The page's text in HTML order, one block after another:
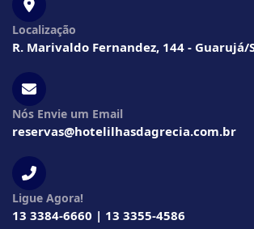
Localização
R. Marivaldo Fernandez, 144 - Guarujá/
Nós Envie um Email
reservas@hotelilhasdagrecia.com.br
Ligue Agora!
13 3384-6660 | 13 3355-4586